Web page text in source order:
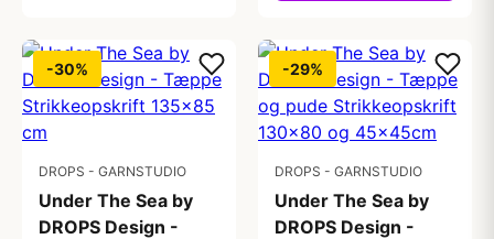
-30%
DROPS - GARNSTUDIO
Under The Sea by
DROPS Design -
-29%
DROPS - GARNSTUDIO
Under The Sea by
DROPS Design -